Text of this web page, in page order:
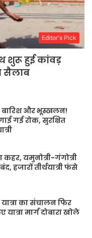
Editor's Pick
शुरू हुई कांवड़
सैलाब
बारिश और भूस्खलन!
गई रोक, सुरक्षित
यमुनोत्री-गंगोत्री
हजारों तीर्थयात्री फंसे
का संचालन फिर
मार्ग दोबारा खोले